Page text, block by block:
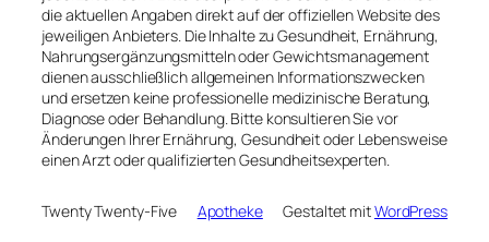
die aktuellen Angaben direkt auf der offiziellen Website des
jeweiligen Anbieters. Die Inhalte zu Gesundheit, Ernährung,
Nahrungsergänzungsmitteln oder Gewichtsmanagement
dienen ausschließlich allgemeinen Informationszwecken
und ersetzen keine professionelle medizinische Beratung,
Diagnose oder Behandlung. Bitte konsultieren Sie vor
Änderungen Ihrer Ernährung, Gesundheit oder Lebensweise
einen Arzt oder qualifizierten Gesundheitsexperten.
Twenty Twenty-Five Apotheke Gestaltet mitWordPress